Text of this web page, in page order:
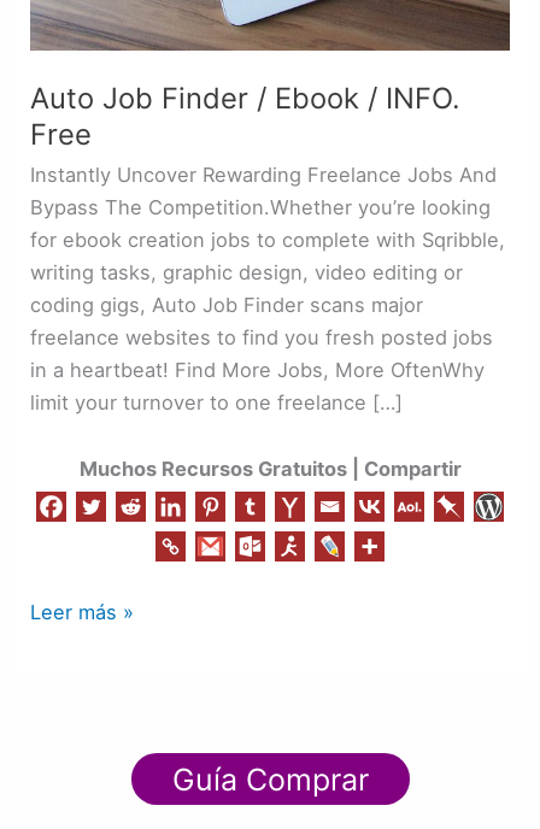
Auto Job Finder / Ebook / INFO.
Free
Instantly Uncover Rewarding Freelance Jobs And
Bypass The Competition.Whether you’re looking
for ebook creation jobs to complete with Sqribble,
writing tasks, graphic design, video editing or
coding gigs, Auto Job Finder scans major
freelance websites to find you fresh posted jobs
in a heartbeat! Find More Jobs, More OftenWhy
limit your turnover to one freelance […]
Muchos Recursos Gratuitos | Compartir
Leer más »
Guía Comprar